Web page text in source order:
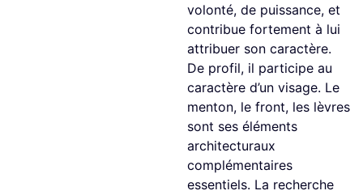
volonté, de puissance, et
contribue fortement à lui
attribuer son caractère.
De profil, il participe au
caractère d’un visage. Le
menton, le front, les lèvres
sont ses éléments
architecturaux
complémentaires
essentiels. La recherche